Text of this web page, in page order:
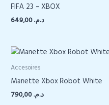
FIFA 23 – XBOX
د.م.
Accesoires
Manette Xbox Robot White
د.م.